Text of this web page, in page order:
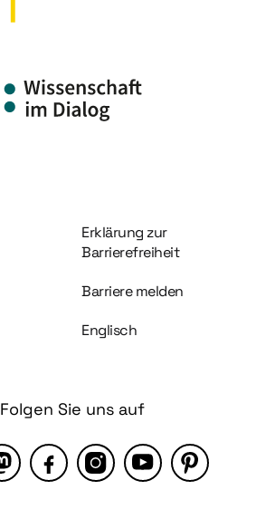
Information und Service
Erklärung zur
Barrierefreiheit
Barriere melden
Englisch
Folgen Sie uns auf